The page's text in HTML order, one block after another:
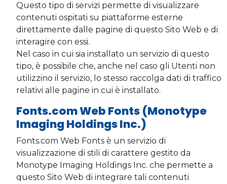
Questo tipo di servizi permette di visualizzare
contenuti ospitati su piattaforme esterne
direttamente dalle pagine di questo Sito Web e di
interagire con essi.
Nel caso in cui sia installato un servizio di questo
tipo, è possibile che, anche nel caso gli Utenti non
utilizzino il servizio, lo stesso raccolga dati di traffico
relativi alle pagine in cui è installato.
Fonts.com Web Fonts (Monotype
Imaging Holdings Inc.)
Fonts.com Web Fonts è un servizio di
visualizzazione di stili di carattere gestito da
Monotype Imaging Holdings Inc. che permette a
questo Sito Web di integrare tali contenuti